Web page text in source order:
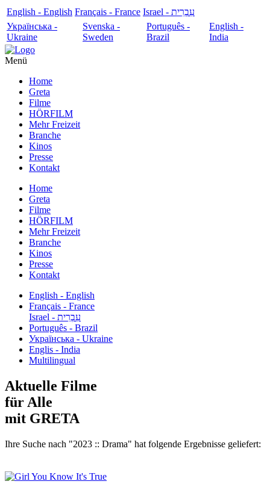
English - English Français - France
עִבְרִית - Israel
Українська -
Ukraine
Svenska -
Sweden
Português -
Brazil
English -
India
Menü
Home
Greta
Filme
HÖRFILM
Mehr Freizeit
Branche
Kinos
Presse
Kontakt
Home
Greta
Filme
HÖRFILM
Mehr Freizeit
Branche
Kinos
Presse
Kontakt
English - English
Français - France
עִבְרִית - Israel
Português - Brazil
Українська - Ukraine
Englis - India
Multilingual
Aktuelle Filme
für Alle
mit GRETA
Ihre Suche nach "2023 :: Drama" hat folgende Ergebnisse geliefert: